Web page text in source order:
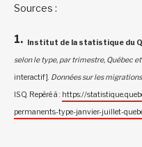
Sources :
Institut de la statistique du
selon le type, par trimestre, Québec
interactif]. Données sur les
ISQ. Repéré à : https://
permanents-type-janvier-juillet-